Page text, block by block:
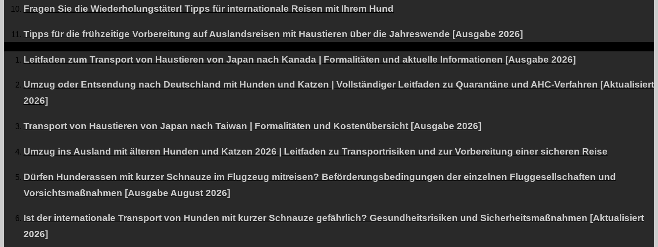
Fragen Sie die Wiederholungstäter! Tipps für internationale Reisen mit Ihrem Hund
Tipps für die frühzeitige Vorbereitung auf Auslandsreisen mit Haustieren über die Jahreswende [Ausgabe 2026]
Leitfaden zum Transport von Haustieren von Japan nach Kanada | Formalitäten und aktuelle Informationen [Ausgabe 2026]
Umzug oder Entsendung nach Deutschland mit Hunden und Katzen | Vollständiger Leitfaden zu Quarantäne und AHC-Verfahren [Aktualisiert
2026]
Transport von Haustieren von Japan nach Taiwan | Formalitäten und Kostenübersicht [Ausgabe 2026]
Umzug ins Ausland mit älteren Hunden und Katzen 2026 | Leitfaden zu Transportrisiken und zur Vorbereitung einer sicheren Reise
Dürfen Hunderassen mit kurzer Schnauze im Flugzeug mitreisen? Beförderungsbedingungen der einzelnen Fluggesellschaften und
Vorsichtsmaßnahmen [Ausgabe August 2026]
Ist der internationale Transport von Hunden mit kurzer Schnauze gefährlich? Gesundheitsrisiken und Sicherheitsmaßnahmen [Aktualisiert
2026]